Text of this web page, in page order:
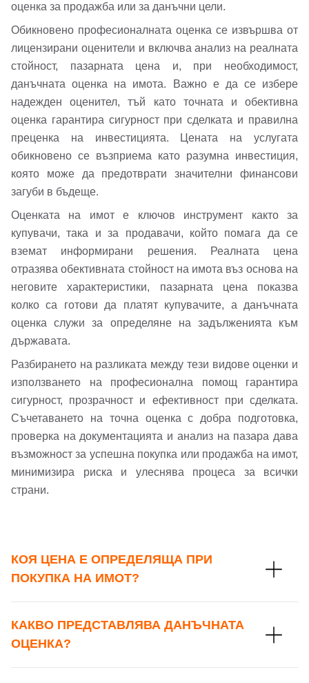
оценка за продажба или за данъчни цели.
Обикновено професионалната оценка се извършва от
лицензирани оценители и включва анализ на реалната
стойност, пазарната цена и, при необходимост,
данъчната оценка на имота. Важно е да се избере
надежден оценител, тъй като точната и обективна
оценка гарантира сигурност при сделката и правилна
преценка на инвестицията. Цената на услугата
обикновено се възприема като разумна инвестиция,
която може да предотврати значителни финансови
загуби в бъдеще.
Оценката на имот е ключов инструмент както за
купувачи, така и за продавачи, който помага да се
вземат информирани решения. Реалната цена
отразява обективната стойност на имота въз основа на
неговите характеристики, пазарната цена показва
колко са готови да платят купувачите, а данъчната
оценка служи за определяне на задълженията към
държавата.
Разбирането на разликата между тези видове оценки и
използването на професионална помощ гарантира
сигурност, прозрачност и ефективност при сделката.
Съчетаването на точна оценка с добра подготовка,
проверка на документацията и анализ на пазара дава
възможност за успешна покупка или продажба на имот,
минимизира риска и улеснява процеса за всички
страни.
КОЯ ЦЕНА Е ОПРЕДЕЛЯЩА ПРИ
ПОКУПКА НА ИМОТ?
КАКВО ПРЕДСТАВЛЯВА ДАНЪЧНАТА
ОЦЕНКА?